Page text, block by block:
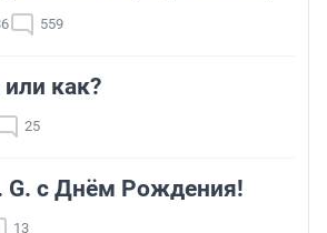
559
как?
25
G. с Днём Рождения!
13